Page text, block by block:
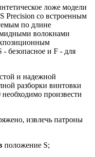
ложе модели
Precision со встроенным
по длине
волокнами
безопасное и F - для
и надежной
разборки винтовки
произвести
извлечь патроны
положение S;